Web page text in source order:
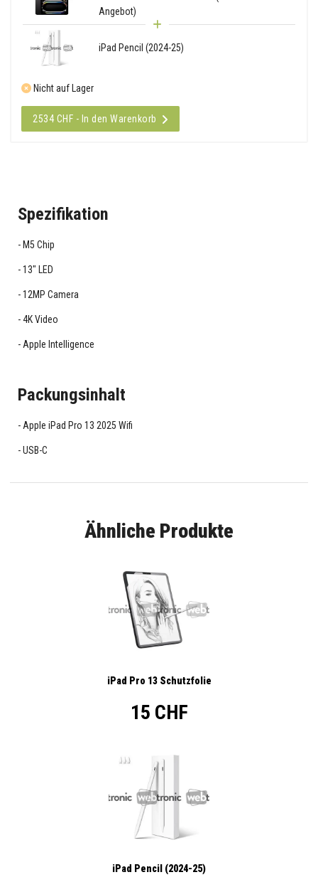
Angebot)
iPad Pencil (2024-25)
Nicht auf Lager
2534 CHF - In den Warenkorb
Spezifikation
M5 Chip
13" LED
12MP Camera
4K Video
Apple Intelligence
Packungsinhalt
Apple iPad Pro 13 2025 Wifi
USB-C
Ähnliche Produkte
iPad Pro 13 Schutzfolie
15 CHF
iPad Pencil (2024-25)